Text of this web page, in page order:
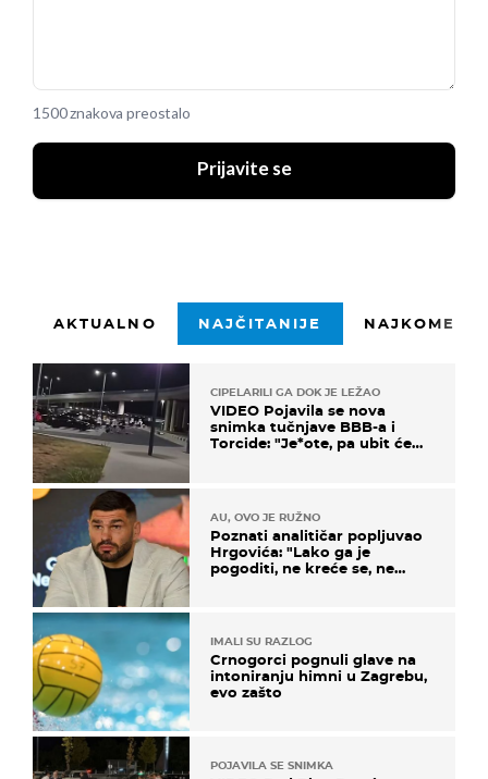
1500 znakova preostalo
Prijavite se
AKTUALNO NAJČITANIJE
CIPELARILI GA DOK JE LEŽAO
VIDEO Pojavila se nova
snimka tučnjave BBB-a i
Torcide: "Je*ote, pa ubit će
AU, OVO JE RUŽNO
Poznati analitičar popljuvao
Hrgovića: "Lako ga je
pogoditi, ne kreće se, ne
IMALI SU RAZLOG
Crnogorci pognuli glave na
intoniranju himni u Zagrebu,
evo zašto
POJAVILA SE SNIMKA